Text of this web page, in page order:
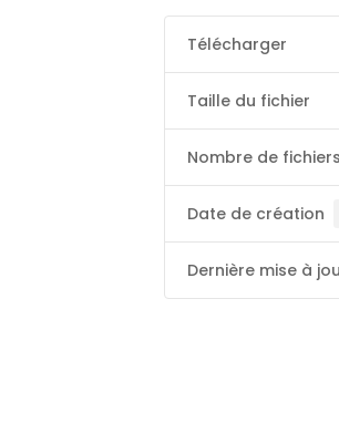
Télécharger
Taille du fichier
Nombre de fichiers
Date de création
Dernière mise à